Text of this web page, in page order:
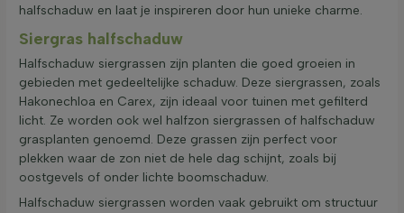
halfschaduw en laat je inspireren door hun unieke charme.
Siergras halfschaduw
Halfschaduw siergrassen zijn planten die goed groeien in
gebieden met gedeeltelijke schaduw. Deze siergrassen, zoals
Hakonechloa en Carex, zijn ideaal voor tuinen met gefilterd
licht. Ze worden ook wel halfzon siergrassen of halfschaduw
grasplanten genoemd. Deze grassen zijn perfect voor
plekken waar de zon niet de hele dag schijnt, zoals bij
oostgevels of onder lichte boomschaduw.
Halfschaduw siergrassen worden vaak gebruikt om structuur